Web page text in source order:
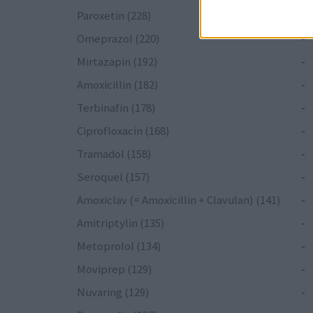
Paroxetin (228)
Omeprazol (220)
-
Mirtazapin (192)
-
Amoxicillin (182)
-
Terbinafin (178)
-
Ciprofloxacin (168)
-
Tramadol (158)
-
Seroquel (157)
-
Amoxiclav (= Amoxicillin + Clavulan) (141)
-
Amitriptylin (135)
-
Metoprolol (134)
-
Moviprep (129)
-
Nuvaring (129)
-